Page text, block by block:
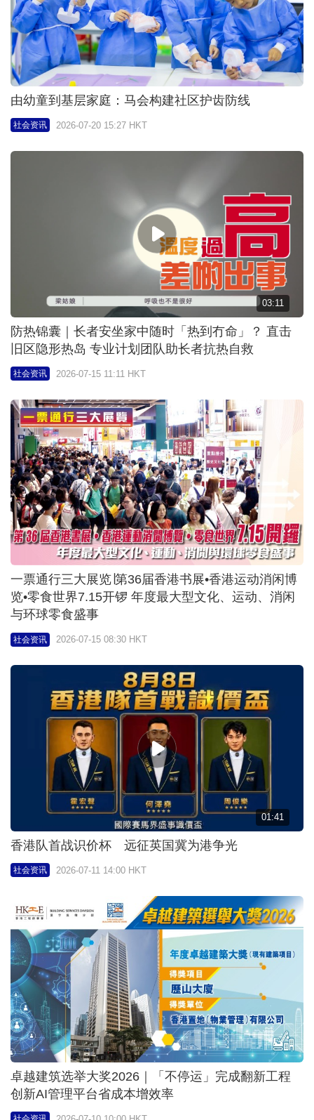
由幼童到基层家庭：马会构建社区护齿防线
社会资讯 2026-07-20 15:27 HKT
03:11
防热锦囊｜长者安坐家中随时「热到冇命」？ 直击
旧区隐形热岛 专业计划团队助长者抗热自救
社会资讯 2026-07-15 11:11 HKT
一票通行三大展览∣第36届香港书展•香港运动消闲博
览•零食世界7.15开锣 年度最大型文化、运动、消闲
与环球零食盛事
社会资讯 2026-07-15 08:30 HKT
01:41
香港队首战识价杯 远征英国冀为港争光
社会资讯 2026-07-11 14:00 HKT
卓越建筑选举大奖2026｜「不停运」完成翻新工程
创新AI管理平台省成本增效率